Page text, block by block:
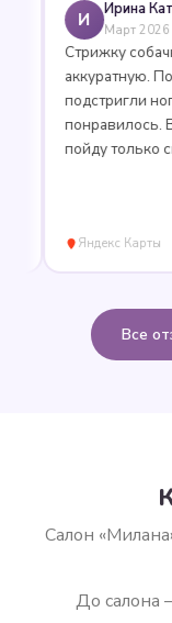
Март 2026
Стрижку собачке
аккуратную.
подстригли
понравилось. В
пойду только
Яндекс Карты
Все
Салон
До салона